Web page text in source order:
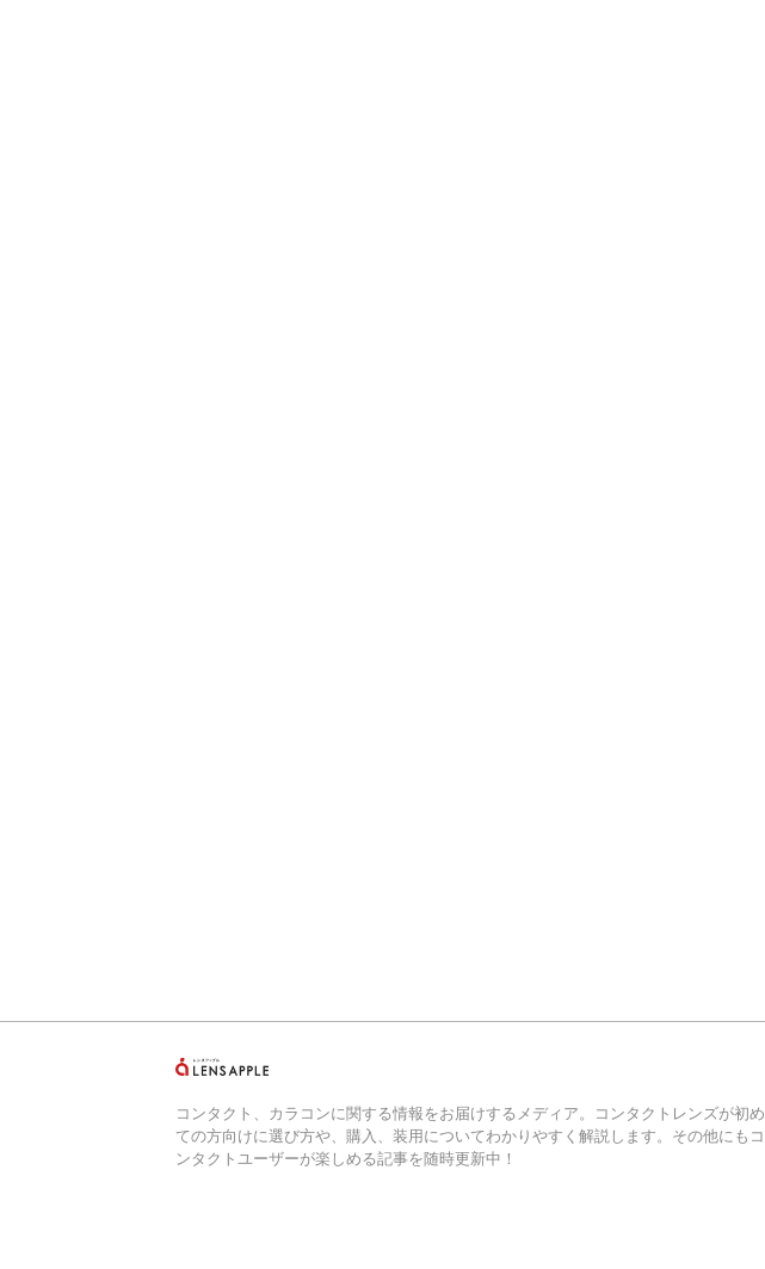
コンタクト、カラコンに関する情報をお届けするメディア。コンタクトレンズが初め
ての方向けに選び方や、購入、装用についてわかりやすく解説します。その他にもコ
ンタクトユーザーが楽しめる記事を随時更新中！